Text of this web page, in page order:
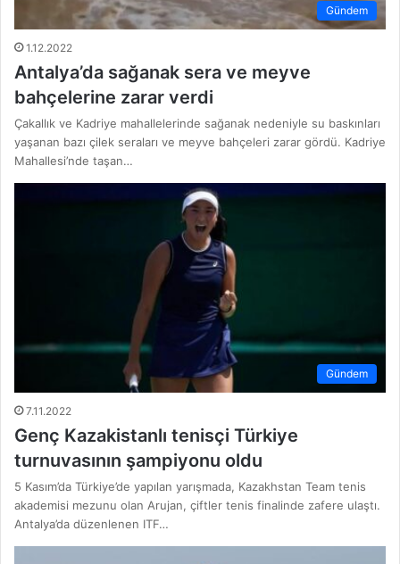
Gündem
1.12.2022
Antalya’da sağanak sera ve meyve
bahçelerine zarar verdi
Çakallık ve Kadriye mahallelerinde sağanak nedeniyle su baskınları
yaşanan bazı çilek seraları ve meyve bahçeleri zarar gördü. Kadriye
Mahallesi’nde taşan…
Gündem
7.11.2022
Genç Kazakistanlı tenisçi Türkiye
turnuvasının şampiyonu oldu
5 Kasım’da Türkiye’de yapılan yarışmada, Kazakhstan Team tenis
akademisi mezunu olan Arujan, çiftler tenis finalinde zafere ulaştı.
Antalya’da düzenlenen ITF…